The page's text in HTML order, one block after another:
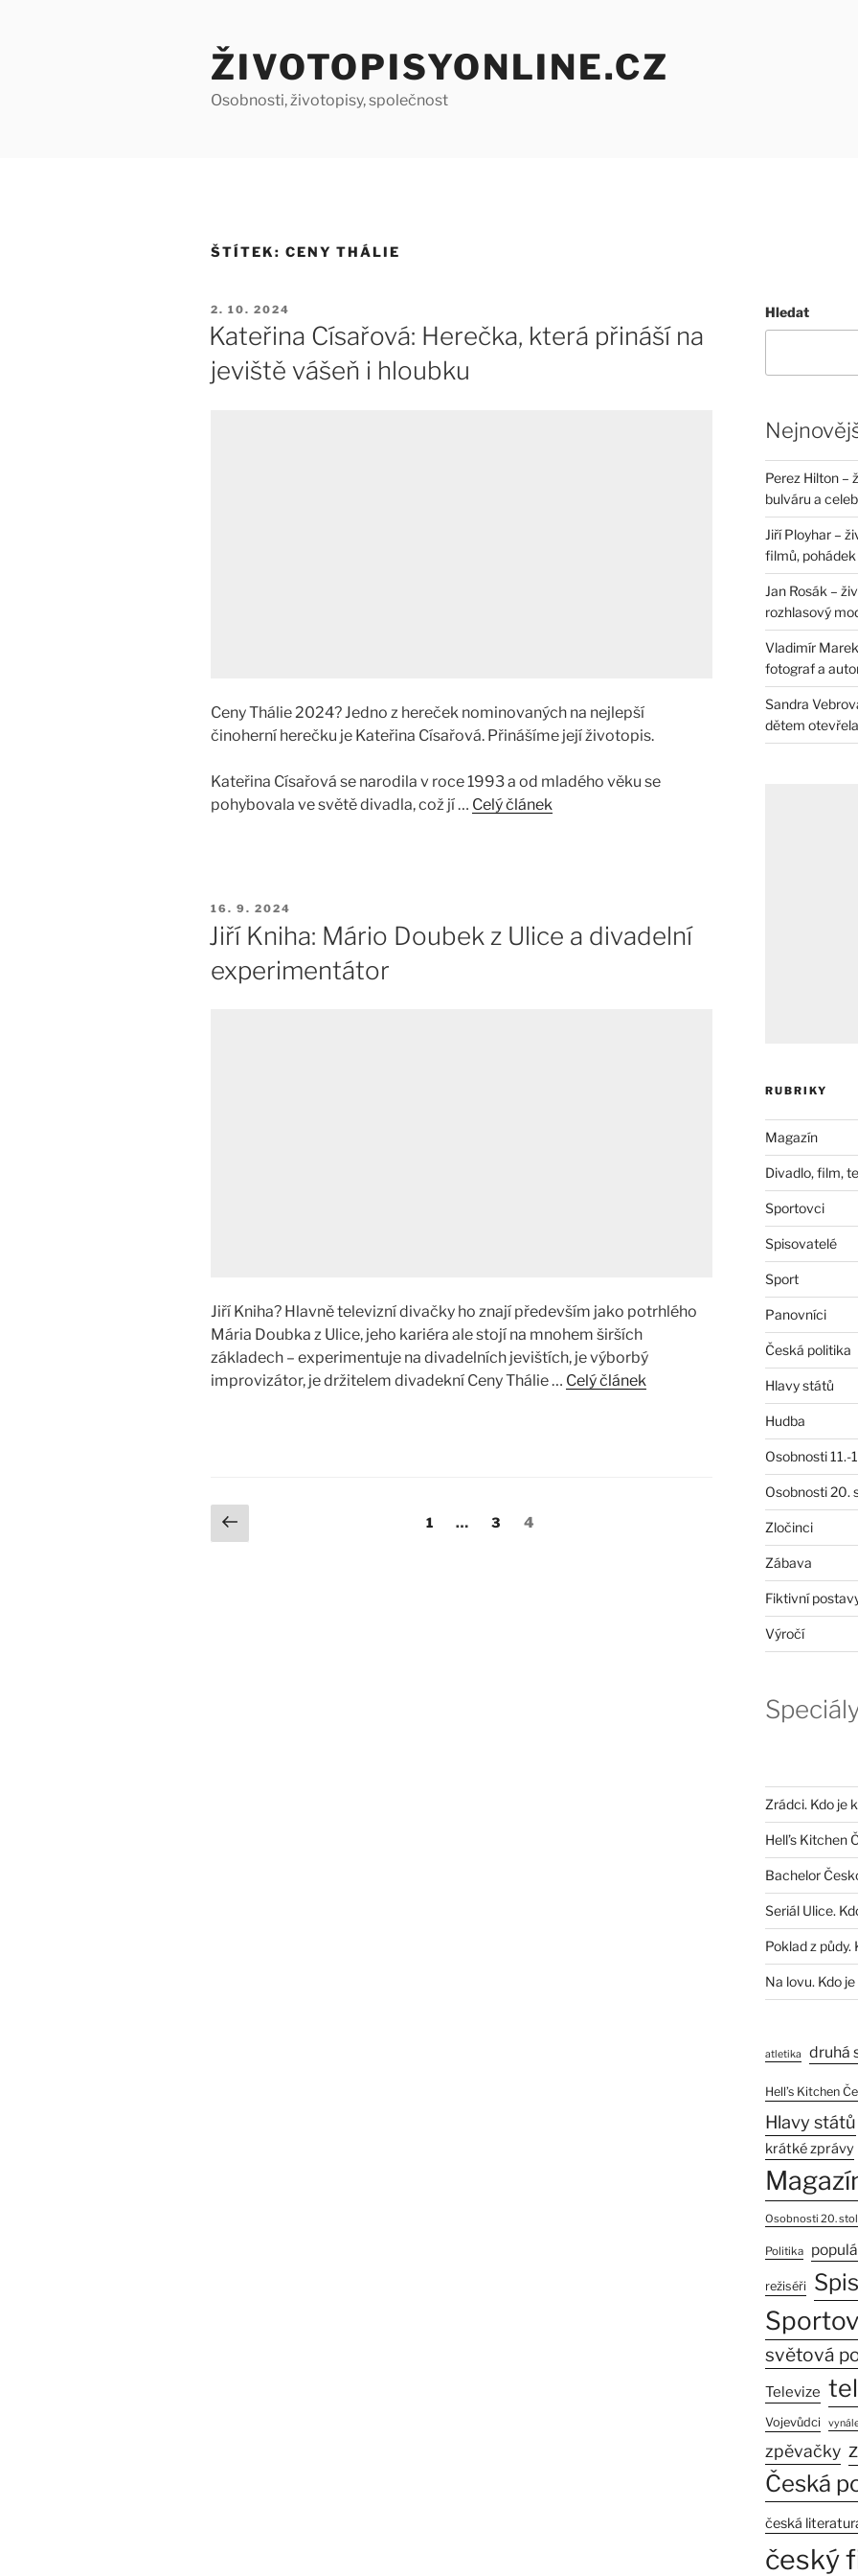
ŽIVOTOPISYONLINE.CZ
Osobnosti, životopisy, společnost
ŠTÍTEK: CENY THÁLIE
PUBLIKOVÁNO
2. 10. 2024
Kateřina Císařová: Herečka, která přináší na
jeviště vášeň i hloubku
Ceny Thálie 2024? Jedno z hereček nominovaných na nejlepší
činoherní herečku je Kateřina Císařová. Přinášíme její životopis.
Kateřina Císařová se narodila v roce 1993 a od mladého věku se
pohybovala ve světě divadla, což jí … Celý článek
PUBLIKOVÁNO
16. 9. 2024
Jiří Kniha: Mário Doubek z Ulice a divadelní
experimentátor
Jiří Kniha? Hlavně televizní divačky ho znají především jako potrhlého
Mária Doubka z Ulice, jeho kariéra ale stojí na mnohem širších
základech – experimentuje na divadelních jevištích, je výborbý
improvizátor, je držitelem divadekní Ceny Thálie … Celý článek
Stránkování
Předchozí
stránka
Stránka:
1 … Stránka:
3 Stránka:
4
Hledat
Perez Hilton –
bulváru a
Jiří Ployhar –
filmů, pohádek
Jan Rosák –
rozhlasový
Vladimír
fotograf a
Sandra
dětem
RUBRIKY
Magazín
Divadlo, film,
Sportovci
Spisovatelé
Sport
Panovníci
Česká politika
Hlavy států
Hudba
Osobnosti 11.-
Osobnosti 20.
Zločinci
Zábava
Fiktivní
Výročí
Zrádci. Kdo je
Hell’s Kitchen
Bachelor
Seriál Ulice.
Poklad z půdy.
Na lovu. Kdo
atletika druhá
Hell’s Kitchen
Hlavy států
krátké zprávy
Osobnosti 20.
Politika
režiséři
světová
Televize
Vojevůdci
zpěvačky
Česká
česká
český